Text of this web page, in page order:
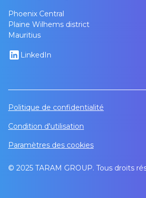
Phoenix Central
Plaine Wilhems district
Mauritius
LinkedIn
© 2025 TARAM GROUP. Tous droits
Politique de confidentialité
Condition d'utilisation
Paramètres des cookies